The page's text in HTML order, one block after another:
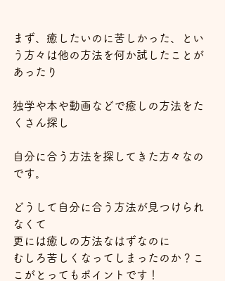
まず、癒したいのに苦しかった、とい
う方々は他の方法を何か試したことが
あったり
独学や本や動画などで癒しの方法をた
くさん探し
自分に合う方法を探してきた方々なの
です。
どうして自分に合う方法が見つけられ
なくて
更には癒しの方法なはずなのに
むしろ苦しくなってしまったのか？こ
こがとってもポイントです！